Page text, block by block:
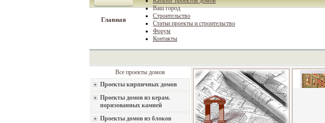
Главная
Ваш город
Строительство
Статьи проекты и строительство
Форум
Контакты
Все проекты домов
Проекты кирпичных домов
Проекты домов из керам.
поризованных камней
Проекты домов из блоков